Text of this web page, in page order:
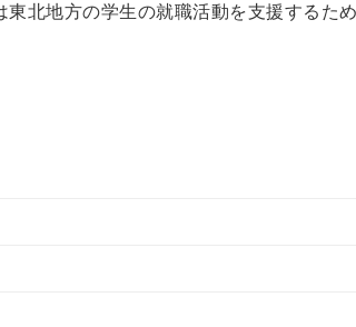
北地方の学生の就職活動を支援するた